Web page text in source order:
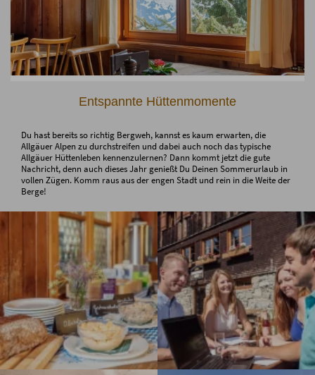
Entspannte Hüttenmomente
Du hast bereits so richtig Bergweh, kannst es kaum erwarten, die
Allgäuer Alpen zu durchstreifen und dabei auch noch das typische
Allgäuer Hüttenleben kennenzulernen? Dann kommt jetzt die gute
Nachricht, denn auch dieses Jahr genießt Du Deinen Sommerurlaub in
vollen Zügen. Komm raus aus der engen Stadt und rein in die Weite der
Berge!